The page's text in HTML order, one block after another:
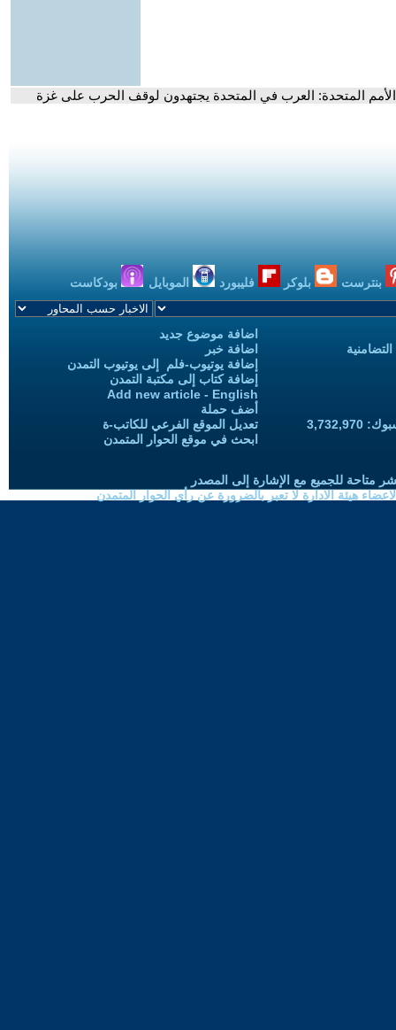
المتحدة: العرب في المتحدة يجتهدون لوقف الحرب على غزة
بنترست بلوكر فليبورد الموبايل بودكاست
اضافة موضوع جديد
اضافة خبر
إضافة يوتيوب-فلم إلى يوتيوب التمدن
إضافة كتاب إلى مكتبة التمدن
Add new article - English
أضف حملة
تعديل الموقع الفرعي للكاتب-ة
ابحث في موقع الحوار المتمدن
متاحة للجميع مع الإشارة إلى المصدر
هيئة الادارة لا تعبر بالضرورة عن رأي الحوار المتمدن